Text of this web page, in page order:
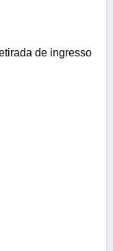
de ingresso